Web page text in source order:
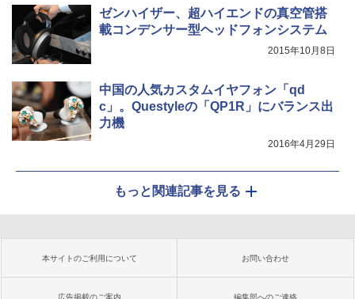
ゼンハイザー、超ハイエンドの真空管搭
載コンデンサー型ヘッドフォンシステム
2015年10月8日
中国の人気カスタムイヤフォン「qd
c」。Questyleの「QP1R」にバランス出
力機
2016年4月29日
もっと関連記事を見る
本サイトのご利用について お問い合わせ
広告掲載のご案内 編集部へのご連絡